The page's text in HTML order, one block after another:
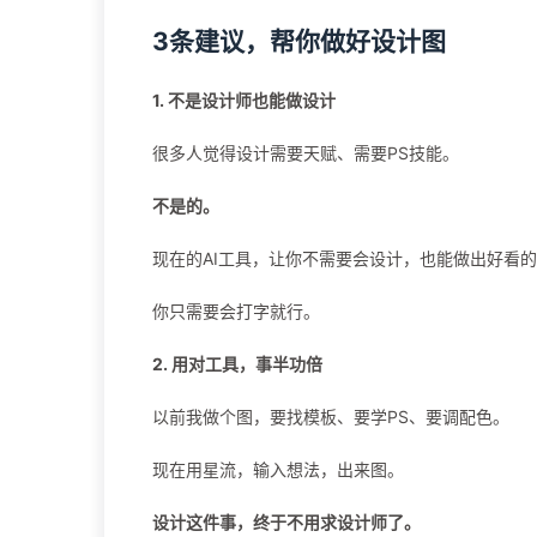
3条建议，帮你做好设计图
1. 不是设计师也能做设计
很多人觉得设计需要天赋、需要PS技能。
不是的。
现在的AI工具，让你不需要会设计，也能做出好看
你只需要会打字就行。
2. 用对工具，事半功倍
以前我做个图，要找模板、要学PS、要调配色。
现在用星流，输入想法，出来图。
设计这件事，终于不用求设计师了。